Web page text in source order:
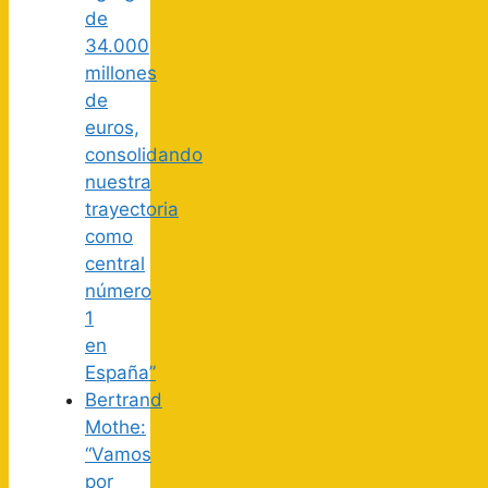
de
34.000
millones
de
euros,
consolidando
nuestra
trayectoria
como
central
número
1
en
España”
Bertrand
Mothe:
“Vamos
por